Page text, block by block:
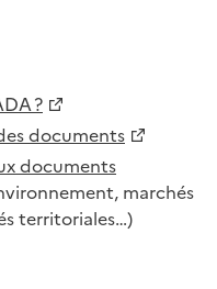
?
documents
documents
marchés
territoriales…)